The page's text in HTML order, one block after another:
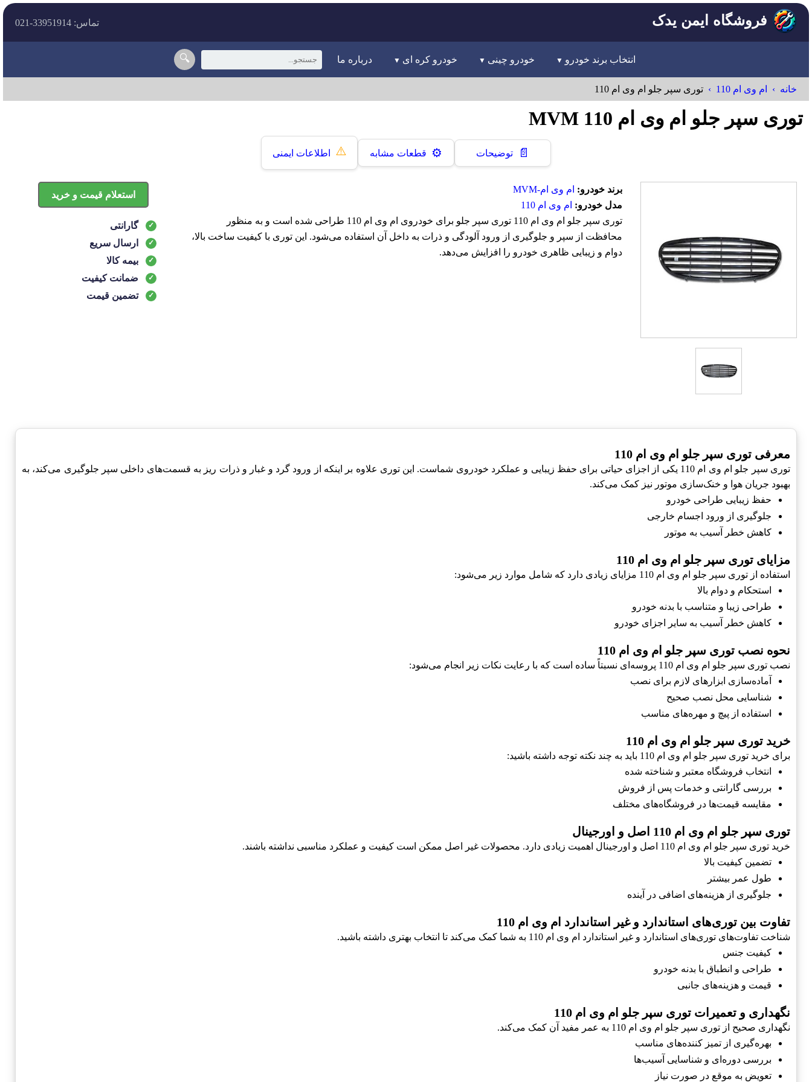
فروشگاه ایمن یدک تماس: 33951914-021
🔍 انتخاب برند خودرو خودرو چینی خودرو کره ای درباره ما
خانه ام وی ام 110 توری سپر جلو ام وی ام 110
توری سپر جلو ام وی ام 110 MVM
📄 توضیحات ⚙️ قطعات مشابه ⚠️ اطلاعات ایمنی
برند خودرو: ام وی ام-MVM
مدل خودرو: ام وی ام 110
توری سپر جلو ام وی ام 110 توری سپر جلو برای خودروی ام وی ام 110 طراحی شده است و به منظور
محافظت از سپر و جلوگیری از ورود آلودگی و ذرات به داخل آن استفاده می‌شود. این توری با کیفیت ساخت بالا،
دوام و زیبایی ظاهری خودرو را افزایش می‌دهد.
استعلام قیمت و خرید
گارانتی
ارسال سریع
بیمه کالا
ضمانت کیفیت
تضمین قیمت
معرفی توری سپر جلو ام وی ام 110
توری سپر جلو ام وی ام 110 یکی از اجزای حیاتی برای حفظ زیبایی و عملکرد خودروی شماست. این توری علاوه بر اینکه از ورود گرد و غبار و ذرات ریز به قسمت‌های داخلی سپر جلوگیری می‌کند، به
بهبود جریان هوا و خنک‌سازی موتور نیز کمک می‌کند.
حفظ زیبایی طراحی خودرو
جلوگیری از ورود اجسام خارجی
کاهش خطر آسیب به موتور
مزایای توری سپر جلو ام وی ام 110
استفاده از توری سپر جلو ام وی ام 110 مزایای زیادی دارد که شامل موارد زیر می‌شود:
استحکام و دوام بالا
طراحی زیبا و متناسب با بدنه خودرو
کاهش خطر آسیب به سایر اجزای خودرو
نحوه نصب توری سپر جلو ام وی ام 110
نصب توری سپر جلو ام وی ام 110 پروسه‌ای نسبتاً ساده است که با رعایت نکات زیر انجام می‌شود:
آماده‌سازی ابزارهای لازم برای نصب
شناسایی محل نصب صحیح
استفاده از پیچ و مهره‌های مناسب
خرید توری سپر جلو ام وی ام 110
برای خرید توری سپر جلو ام وی ام 110 باید به چند نکته توجه داشته باشید:
انتخاب فروشگاه معتبر و شناخته شده
بررسی گارانتی و خدمات پس از فروش
مقایسه قیمت‌ها در فروشگاه‌های مختلف
توری سپر جلو ام وی ام 110 اصل و اورجینال
خرید توری سپر جلو ام وی ام 110 اصل و اورجینال اهمیت زیادی دارد. محصولات غیر اصل ممکن است کیفیت و عملکرد مناسبی نداشته باشند.
تضمین کیفیت بالا
طول عمر بیشتر
جلوگیری از هزینه‌های اضافی در آینده
تفاوت بین توری‌های استاندارد و غیر استاندارد ام وی ام 110
شناخت تفاوت‌های توری‌های استاندارد و غیر استاندارد ام وی ام 110 به شما کمک می‌کند تا انتخاب بهتری داشته باشید.
کیفیت جنس
طراحی و انطباق با بدنه خودرو
قیمت و هزینه‌های جانبی
نگهداری و تعمیرات توری سپر جلو ام وی ام 110
نگهداری صحیح از توری سپر جلو ام وی ام 110 به عمر مفید آن کمک می‌کند.
بهره‌گیری از تمیز کننده‌های مناسب
بررسی دوره‌ای و شناسایی آسیب‌ها
تعویض به موقع در صورت نیاز